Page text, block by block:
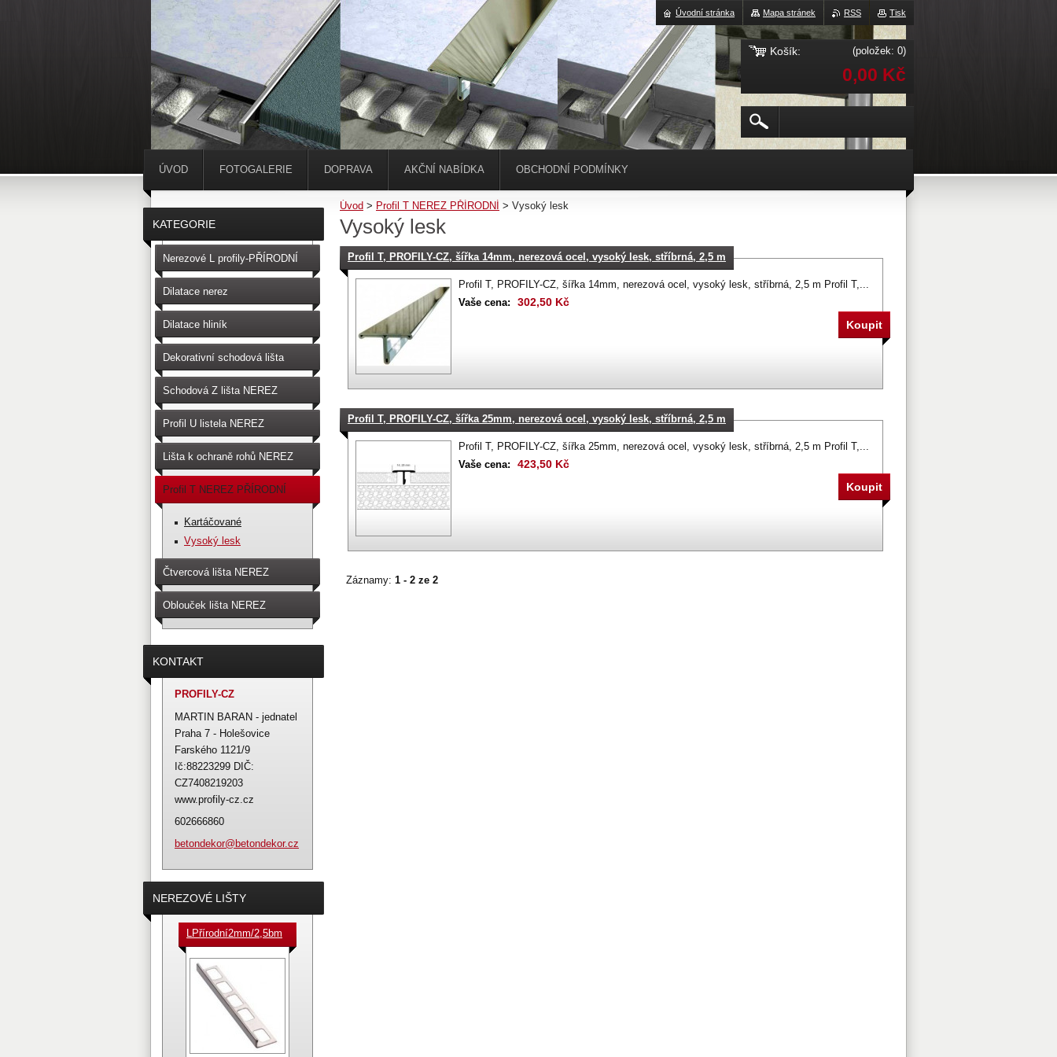
Úvod > Profil T NEREZ PŘÍRODNÍ > Vysoký lesk
Vysoký lesk
Profil T, PROFILY-CZ, šířka 14mm, nerezová ocel, vysoký lesk, stříbrná, 2,5 m
Profil T, PROFILY-CZ, šířka 14mm, nerezová ocel, vysoký lesk, stříbrná, 2,5 m Profil T,...
Vaše cena:
302,50 Kč
Profil T, PROFILY-CZ, šířka 25mm, nerezová ocel, vysoký lesk, stříbrná, 2,5 m
Profil T, PROFILY-CZ, šířka 25mm, nerezová ocel, vysoký lesk, stříbrná, 2,5 m Profil T,...
Vaše cena:
423,50 Kč
Záznamy: 1 - 2 ze 2
KATEGORIE
Nerezové L profily-PŘÍRODNÍ
Dilatace nerez
Dilatace hliník
Dekorativní schodová lišta
NEREZ
Schodová Z lišta NEREZ
Profil U listela NEREZ
PŘÍRODNÍ
Lišta k ochraně rohů NEREZ
PŘÍRODNÍ
Profil T NEREZ PŘÍRODNÍ
Kartáčované
Vysoký lesk
Čtvercová lišta NEREZ
PŘÍRODNÍ
Oblouček lišta NEREZ
PŘÍRODNÍ
KONTAKT
PROFILY-CZ
MARTIN BARAN - jednatel
Praha 7 - Holešovice
Farského 1121/9
Ič:88223299 DIČ:
CZ7408219203
www.profily-cz.cz
602666860
betondekor@betondekor.cz
NEREZOVÉ LIŠTY
LPřírodní2mm/2,5bm
ÚVOD FOTOGALERIE DOPRAVA AKČNÍ NABÍDKA OBCHODNÍ PODMÍNKY
Tisk
RSS
Mapa stránek
Úvodní stránka
Košík: (položek: 0)
0,00 Kč